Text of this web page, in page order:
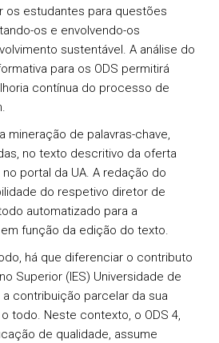
os estudantes para questões
os e envolvendo-os
sustentável. A análise do
para os ODS permitirá
contínua do processo de
mineração de palavras-chave,
no texto descritivo da oferta
portal da UA. A redação do
do respetivo diretor de
automatizado para a
função da edição do texto.
há que diferenciar o contributo
Superior (IES) Universidade de
a contribuição parcelar da sua
todo. Neste contexto, o ODS 4,
de qualidade, assume